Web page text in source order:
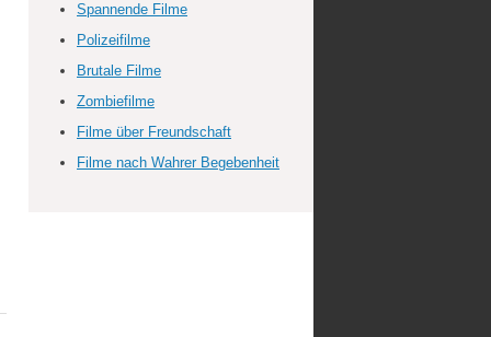
Spannende Filme
Polizeifilme
Brutale Filme
Zombiefilme
Filme über Freundschaft
Filme nach Wahrer Begebenheit